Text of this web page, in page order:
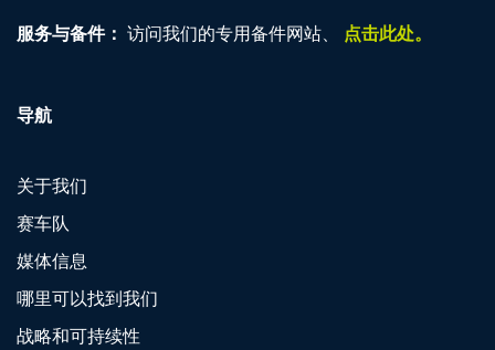
服务与备件： 访问我们的专用备件网站、 点击此处。
导航
关于我们
赛车队
媒体信息
哪里可以找到我们
战略和可持续性